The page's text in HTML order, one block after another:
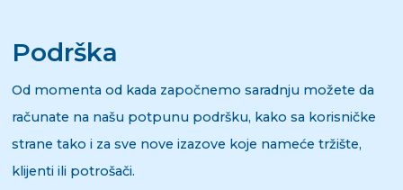
Podrška
Od momenta od kada započnemo saradnju možete da
računate na našu potpunu podršku, kako sa korisničke
strane tako i za sve nove izazove koje nameće tržište,
klijenti ili potrošači.